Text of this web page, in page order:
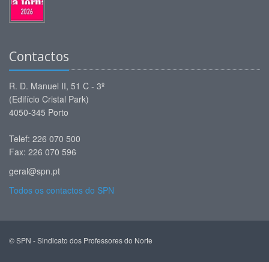
Contactos
R. D. Manuel II, 51 C - 3º
(Edifício Cristal Park)
4050-345 Porto
Telef: 226 070 500
Fax: 226 070 596
geral@spn.pt
Todos os contactos do SPN
© SPN - Sindicato dos Professores do Norte